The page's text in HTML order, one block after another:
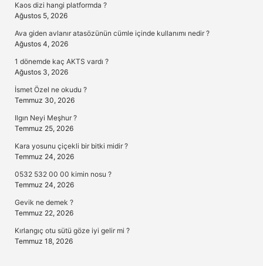
Kaos dizi hangi platformda ?
Ağustos 5, 2026
Ava giden avlanır atasözünün cümle içinde kullanımı nedir ?
Ağustos 4, 2026
1 dönemde kaç AKTS vardı ?
Ağustos 3, 2026
İsmet Özel ne okudu ?
Temmuz 30, 2026
Ilgın Neyi Meşhur ?
Temmuz 25, 2026
Kara yosunu çiçekli bir bitki midir ?
Temmuz 24, 2026
0532 532 00 00 kimin nosu ?
Temmuz 24, 2026
Gevik ne demek ?
Temmuz 22, 2026
Kırlangıç otu sütü göze iyi gelir mi ?
Temmuz 18, 2026